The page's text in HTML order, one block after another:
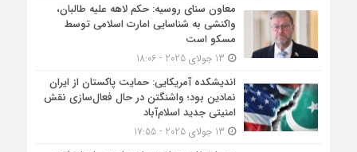
معاون سنای روسیه: حکم لاهه علیه طالبان،
واکنشی به شناسایی امارت اسلامی توسط
مسکو است
اندیشکده آمریکایی: حمایت پاکستان از ایران
نمادین بود؛ واشنگتن در حال فعال‌سازی نقش
امنیتی جدید اسلام‌آباد